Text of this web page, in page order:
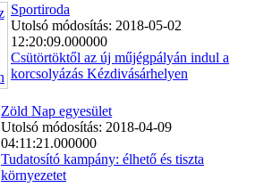
Sportiroda
Utolsó módosítás: 2018-05-02
12:20:09.000000
Csütörtöktől az új műjégpályán indul a
korcsolyázás Kézdivásárhelyen
Zöld Nap egyesület
Utolsó módosítás: 2018-04-09
04:11:21.000000
Tudatosító kampány: élhető és tiszta
környezetet